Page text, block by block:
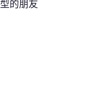
的朋友